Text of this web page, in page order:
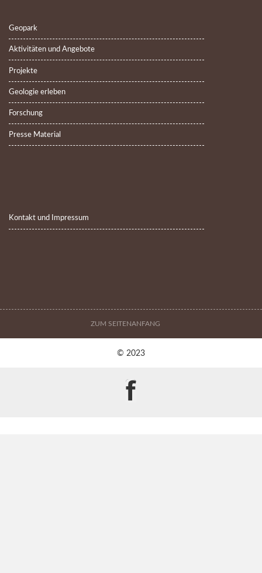
Geopark
Aktivitäten und Angebote
Projekte
Geologie erleben
Forschung
Presse Material
Kontakt und Impressum
ZUM SEITENANFANG
© 2023